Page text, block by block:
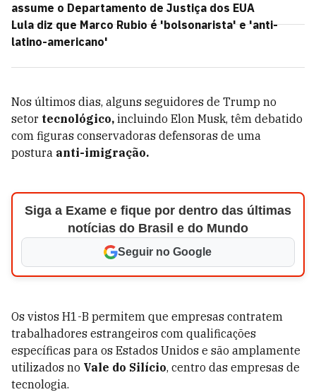
assume o Departamento de Justiça dos EUA
Lula diz que Marco Rubio é 'bolsonarista' e 'anti-
latino-americano'
Nos últimos dias, alguns seguidores de Trump no
setor tecnológico, incluindo Elon Musk, têm debatido
com figuras conservadoras defensoras de uma
postura anti-imigração.
Siga a Exame e fique por dentro das últimas
notícias do Brasil e do Mundo
Seguir no Google
Os vistos H1-B permitem que empresas contratem
trabalhadores estrangeiros com qualificações
específicas para os Estados Unidos e são amplamente
utilizados no Vale do Silício, centro das empresas de
tecnologia.